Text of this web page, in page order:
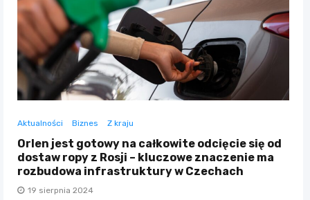
Aktualności Biznes Z kraju
Orlen jest gotowy na całkowite odcięcie się od
dostaw ropy z Rosji – kluczowe znaczenie ma
rozbudowa infrastruktury w Czechach
19 sierpnia 2024